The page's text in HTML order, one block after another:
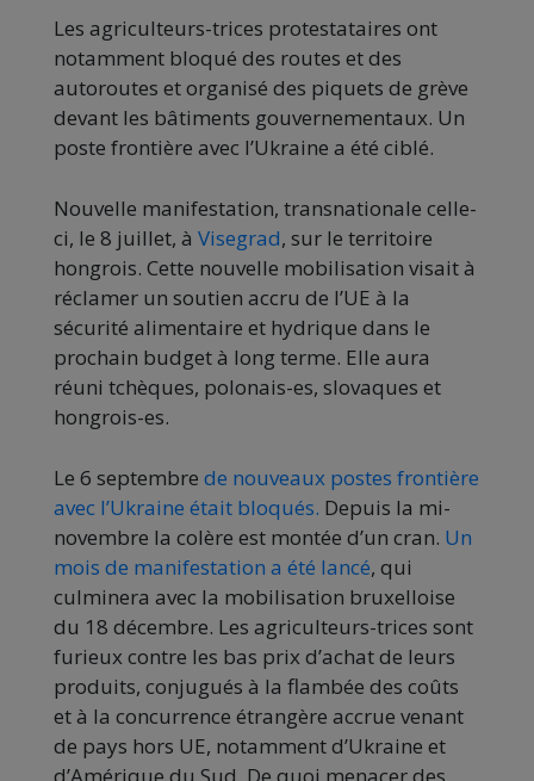
Les agriculteurs-trices protestataires ont
notamment bloqué des routes et des
autoroutes et organisé des piquets de grève
devant les bâtiments gouvernementaux. Un
poste frontière avec l’Ukraine a été ciblé.
Nouvelle manifestation, transnationale celle-
ci, le 8 juillet, à Visegrad, sur le territoire
hongrois. Cette nouvelle mobilisation visait à
réclamer un soutien accru de l’UE à la
sécurité alimentaire et hydrique dans le
prochain budget à long terme. Elle aura
réuni tchèques, polonais-es, slovaques et
hongrois-es.
Le 6 septembre de nouveaux postes frontière
avec l’Ukraine était bloqués. Depuis la mi-
novembre la colère est montée d’un cran. Un
mois de manifestation a été lancé, qui
culminera avec la mobilisation bruxelloise
du 18 décembre. Les agriculteurs-trices sont
furieux contre les bas prix d’achat de leurs
produits, conjugués à la flambée des coûts
et à la concurrence étrangère accrue venant
de pays hors UE, notamment d’Ukraine et